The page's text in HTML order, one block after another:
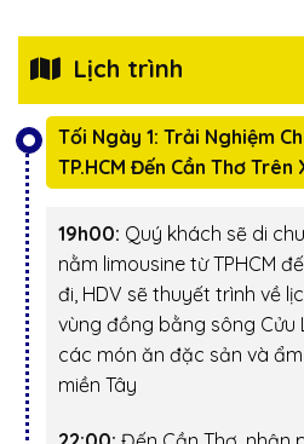
Lịch trình
Tối Ngày 1: Trải Nghiệm
TP.HCM Đến Cần Thơ
19h00: Quý khách sẽ di
nằm limousine từ TPHCM
đi, HDV sẽ thuyết trình về
vùng đồng bằng sông Cửu
các món ăn đặc sản và
miền Tây